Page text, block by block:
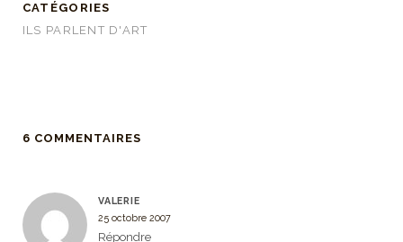
CATÉGORIES
ILS PARLENT D'ART
6 COMMENTAIRES
VALERIE
25 octobre 2007
Répondre